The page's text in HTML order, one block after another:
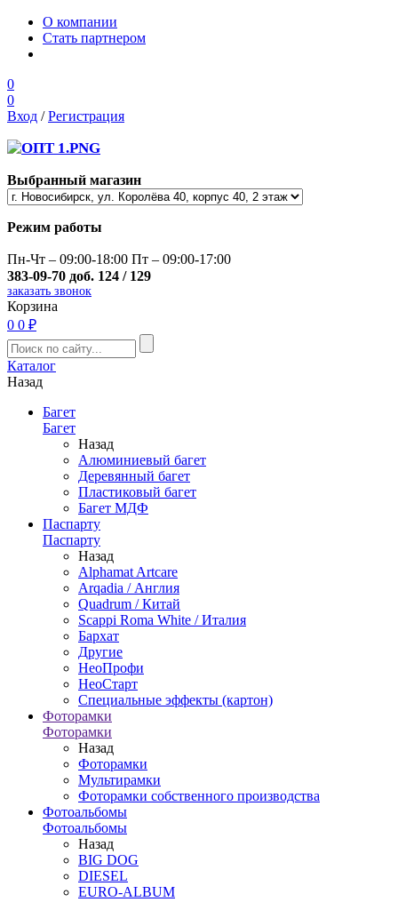
О компании
Стать партнером
0
0
Вход /Регистрация
Выбранный магазин
Режим работы
Пн-Чт – 09:00-18:00 Пт – 09:00-17:00
383-09-70 доб. 124 / 129
заказать звонок
Корзина
0 0 ₽
Каталог
Назад
Багет
Багет
Назад
Алюминиевый багет
Деревянный багет
Пластиковый багет
Багет МДФ
Паспарту
Паспарту
Назад
Alphamat Artcare
Arqadia / Англия
Quadrum / Китай
Scappi Roma White / Италия
Бархат
Другие
НеоПрофи
НеоСтарт
Специальные эффекты (картон)
Фоторамки
Фоторамки
Назад
Фоторамки
Мультирамки
Фоторамки собственного производства
Фотоальбомы
Фотоальбомы
Назад
BIG DOG
DIESEL
EURO-ALBUM